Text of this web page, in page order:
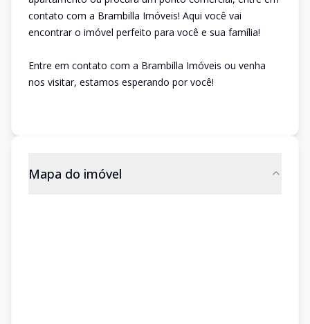
contato com a Brambilla Imóveis! Aqui você vai
encontrar o imóvel perfeito para você e sua família!
Entre em contato com a Brambilla Imóveis ou venha
nos visitar, estamos esperando por você!
Mapa do imóvel